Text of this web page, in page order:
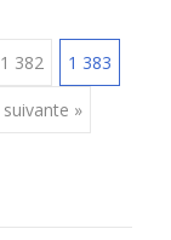
1 382 1 383
suivante »